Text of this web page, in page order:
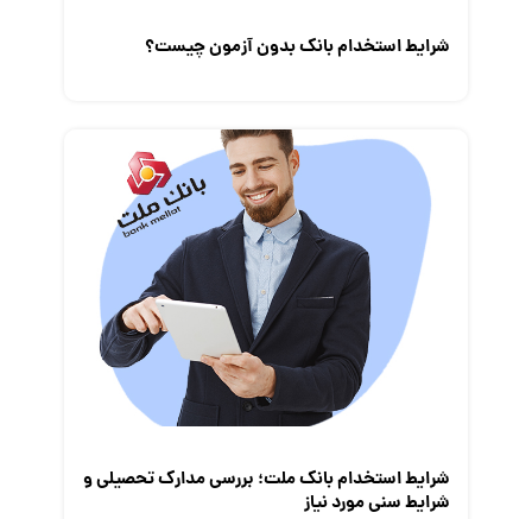
شرایط استخدام بانک بدون آزمون چیست؟
شرایط استخدام بانک ملت؛ بررسی مدارک تحصیلی و
شرایط سنی مورد نیاز